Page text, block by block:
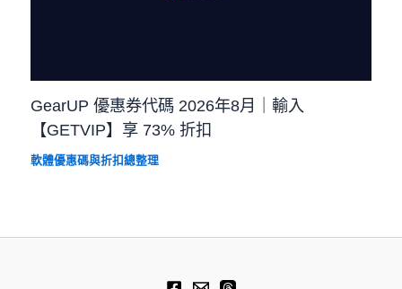
GearUP 優惠券代碼 2026年8月｜輸入
【GETVIP】享 73% 折扣
軟體優惠碼與折扣總整理